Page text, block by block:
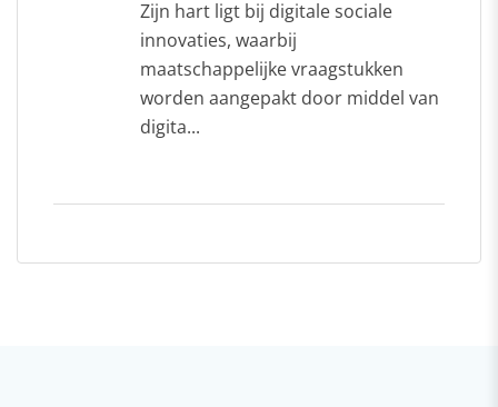
Zijn hart ligt bij digitale sociale
innovaties, waarbij
maatschappelijke vraagstukken
worden aangepakt door middel van
digita...